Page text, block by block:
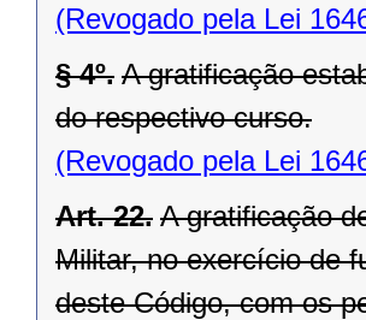
(Revogado pela Lei
§ 4º. A gratificação
do respectivo curso.
(Revogado pela Lei
Art. 22. A gratificação
Militar, no exercício de
deste Código, com os